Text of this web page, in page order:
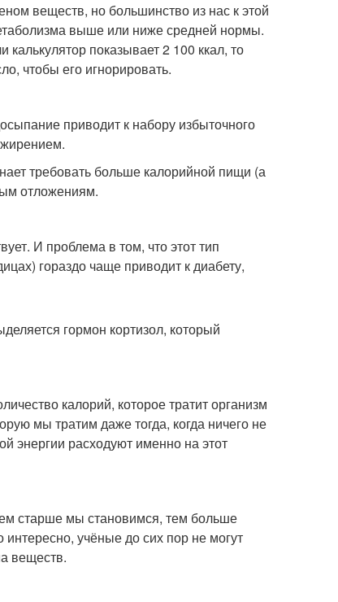
веществ, но большинство из нас к этой
выше или ниже средней нормы.
показывает 2 100 ккал, то
чтобы его игнорировать.
приводит к набору избыточного
требовать больше калорийной пищи (а
отложениям.
И проблема в том, что этот тип
гораздо чаще приводит к диабету,
гормон кортизол, который
калорий, которое тратит организм
мы тратим даже тогда, когда ничего не
энергии расходуют именно на этот
старше мы становимся, тем больше
учёные до сих пор не могут
веществ.